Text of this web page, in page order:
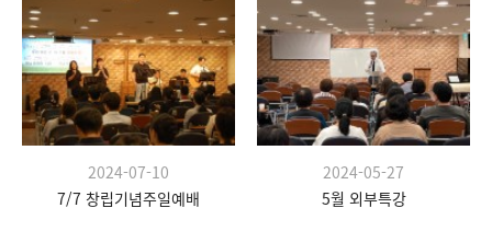
2024-07-10
7/7 창립기념주일예배
2024-05-27
5월 외부특강